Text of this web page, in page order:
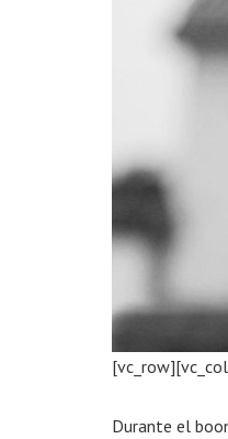
Durante el